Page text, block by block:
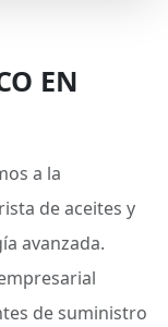
EN
a la
de aceites y
avanzada.
de suministro